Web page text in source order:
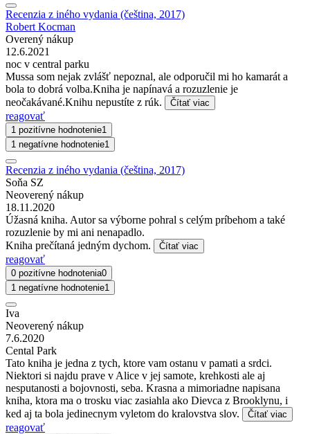
Recenzia z iného vydania (čeština, 2017)
Robert Kocman
Overený nákup
12.6.2021
noc v central parku
Mussa som nejak zvlášť nepoznal, ale odporučil mi ho kamarát a
bola to dobrá volba.Kniha je napínavá a rozuzlenie je
neočakávané.Knihu nepustíte z rúk.
Čítať viac
reagovať
1 pozitívne hodnotenie1
1 negatívne hodnotenie1
Recenzia z iného vydania (čeština, 2017)
Soňa SZ
Neoverený nákup
18.11.2020
Úžasná kniha. Autor sa výborne pohral s celým príbehom a také
rozuzlenie by mi ani nenapadlo.
Kniha prečítaná jedným dychom.
Čítať viac
reagovať
0 pozitívne hodnotenia0
1 negatívne hodnotenie1
Iva
Neoverený nákup
7.6.2020
Cental Park
Tato kniha je jedna z tych, ktore vam ostanu v pamati a srdci.
Niektori si najdu prave v Alice v jej samote, krehkosti ale aj
nesputanosti a bojovnosti, seba. Krasna a mimoriadne napisana
kniha, ktora ma o trosku viac zasiahla ako Dievca z Brooklynu, i
ked aj ta bola jedinecnym vyletom do kralovstva slov.
Čítať viac
reagovať